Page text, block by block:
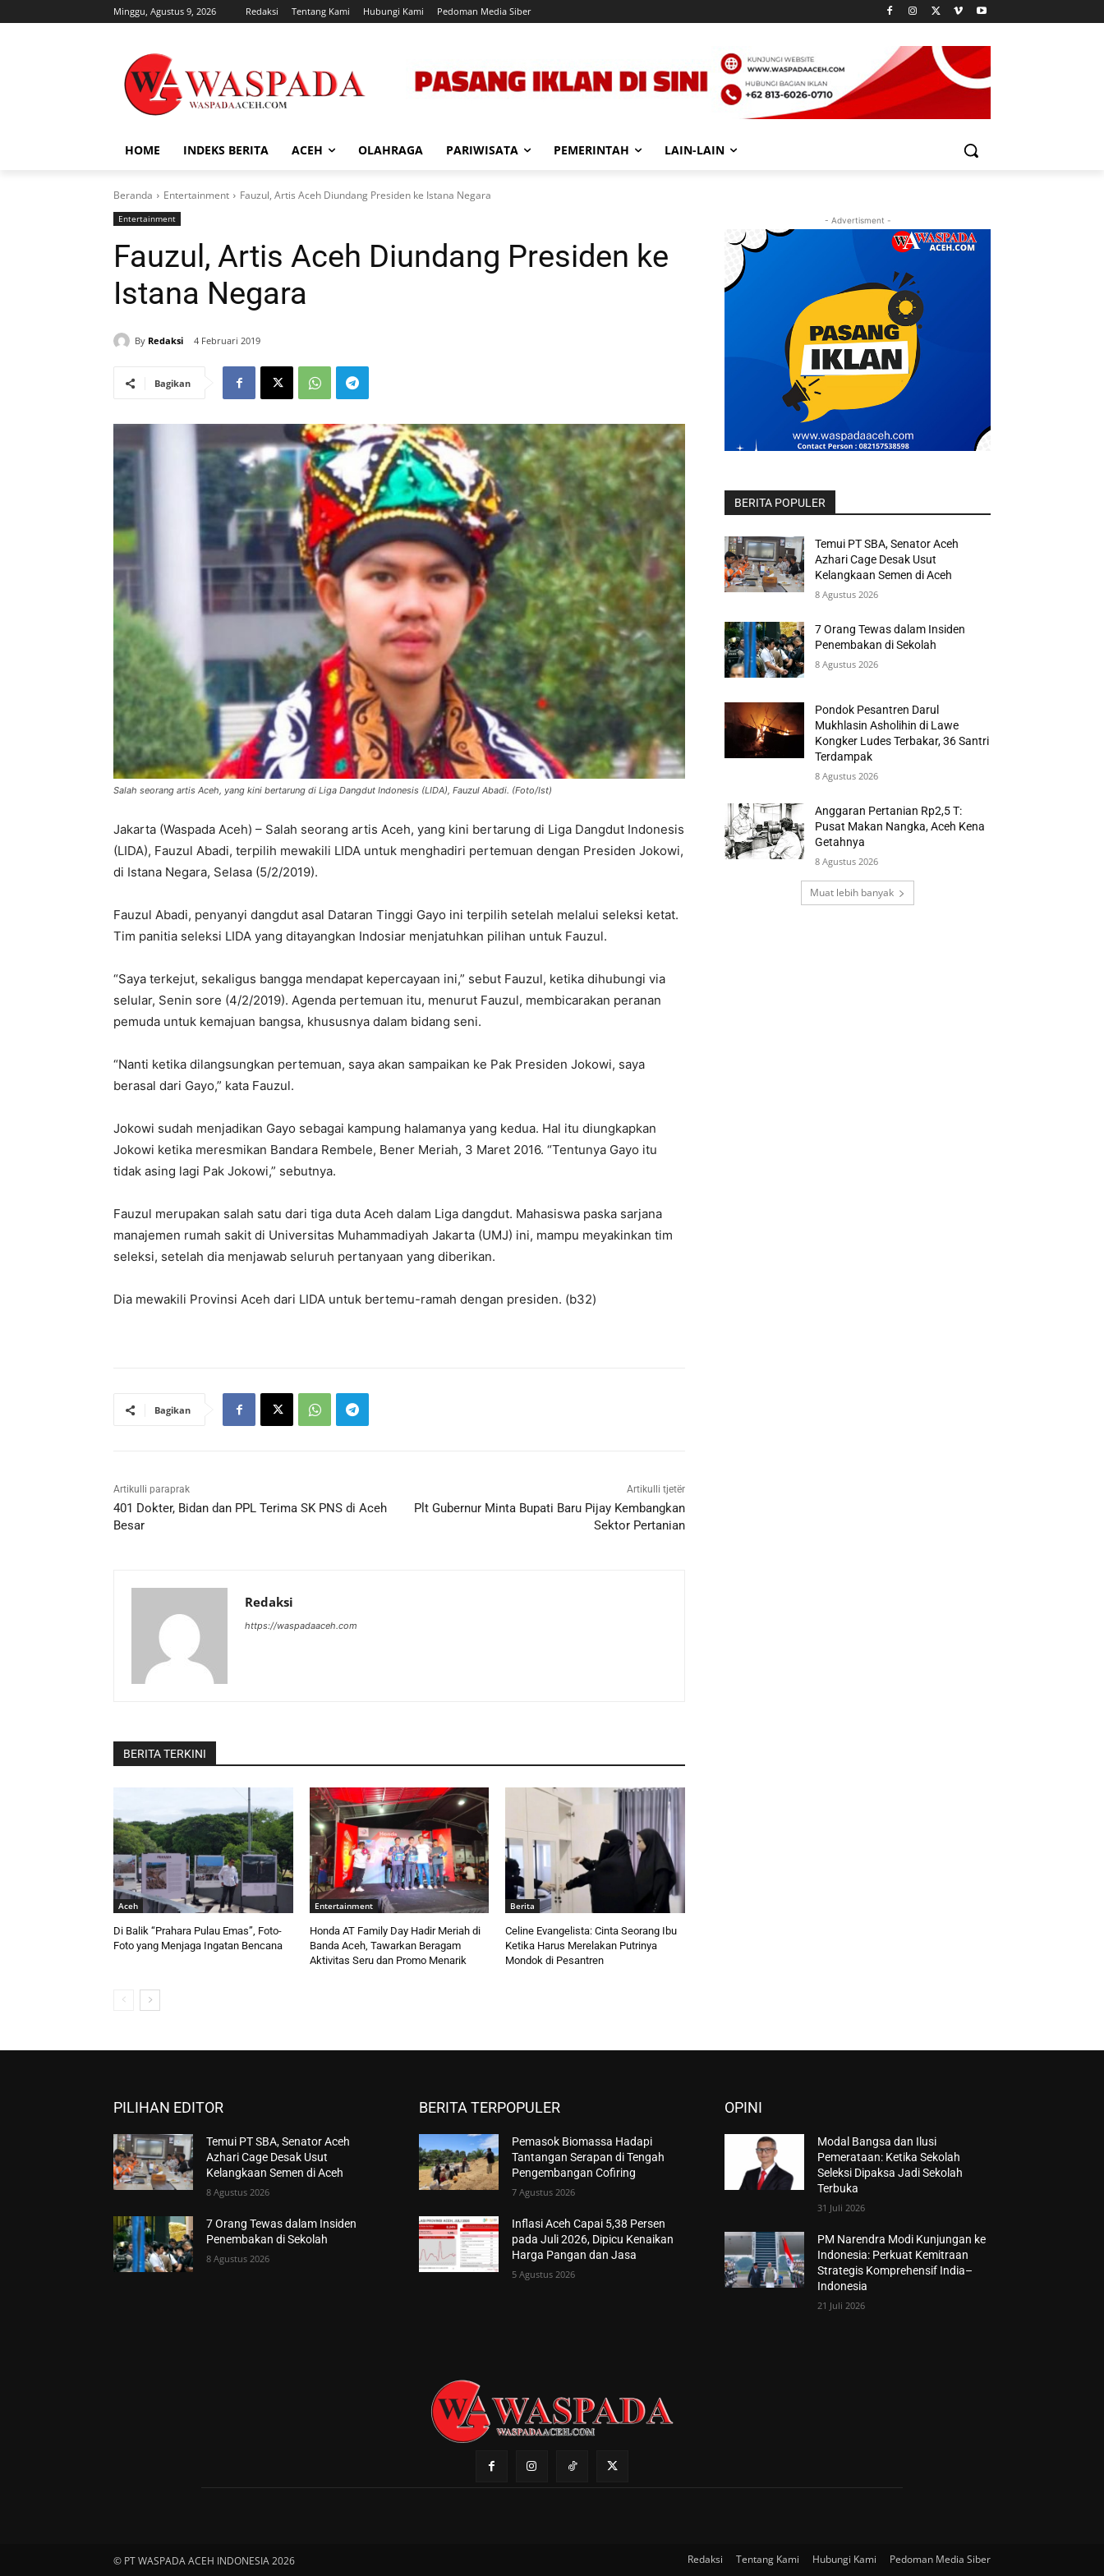
Minggu, Agustus 9, 2026 Redaksi Tentang Kami Hubungi Kami Pedoman Media Siber
HOME INDEKS BERITA ACEH OLAHRAGA PARIWISATA PEMERINTAH LAIN-LAIN
Beranda Entertainment Fauzul, Artis Aceh Diundang Presiden ke Istana Negara
Entertainment
Fauzul, Artis Aceh Diundang Presiden ke
Istana Negara
By Redaksi 4 Februari 2019
Bagikan
Salah seorang artis Aceh, yang kini bertarung di Liga Dangdut Indonesis (LIDA), Fauzul Abadi. (Foto/Ist)
Jakarta (Waspada Aceh) – Salah seorang artis Aceh, yang kini bertarung di Liga Dangdut Indonesis
(LIDA), Fauzul Abadi, terpilih mewakili LIDA untuk menghadiri pertemuan dengan Presiden Jokowi,
di Istana Negara, Selasa (5/2/2019).
Fauzul Abadi, penyanyi dangdut asal Dataran Tinggi Gayo ini terpilih setelah melalui seleksi ketat.
Tim panitia seleksi LIDA yang ditayangkan Indosiar menjatuhkan pilihan untuk Fauzul.
“Saya terkejut, sekaligus bangga mendapat kepercayaan ini,” sebut Fauzul, ketika dihubungi via
selular, Senin sore (4/2/2019). Agenda pertemuan itu, menurut Fauzul, membicarakan peranan
pemuda untuk kemajuan bangsa, khususnya dalam bidang seni.
“Nanti ketika dilangsungkan pertemuan, saya akan sampaikan ke Pak Presiden Jokowi, saya
berasal dari Gayo,” kata Fauzul.
Jokowi sudah menjadikan Gayo sebagai kampung halamanya yang kedua. Hal itu diungkapkan
Jokowi ketika meresmikan Bandara Rembele, Bener Meriah, 3 Maret 2016. “Tentunya Gayo itu
tidak asing lagi Pak Jokowi,” sebutnya.
Fauzul merupakan salah satu dari tiga duta Aceh dalam Liga dangdut. Mahasiswa paska sarjana
manajemen rumah sakit di Universitas Muhammadiyah Jakarta (UMJ) ini, mampu meyakinkan tim
seleksi, setelah dia menjawab seluruh pertanyaan yang diberikan.
Dia mewakili Provinsi Aceh dari LIDA untuk bertemu-ramah dengan presiden. (b32)
Bagikan
Artikulli paraprak
401 Dokter, Bidan dan PPL Terima SK PNS di Aceh
Besar
Artikulli tjetër
Plt Gubernur Minta Bupati Baru Pijay Kembangkan
Sektor Pertanian
Redaksi
https://waspadaaceh.com
BERITA TERKINI
Aceh
Di Balik “Prahara Pulau Emas”, Foto-
Foto yang Menjaga Ingatan Bencana
Entertainment
Honda AT Family Day Hadir Meriah di
Banda Aceh, Tawarkan Beragam
Aktivitas Seru dan Promo Menarik
Berita
Celine Evangelista: Cinta Seorang Ibu
Ketika Harus Merelakan Putrinya
Mondok di Pesantren
- Advertisment -
BERITA POPULER
Temui PT SBA, Senator Aceh
Azhari Cage Desak Usut
Kelangkaan Semen di Aceh
8 Agustus 2026
7 Orang Tewas dalam Insiden
Penembakan di Sekolah
8 Agustus 2026
Pondok Pesantren Darul
Mukhlasin Asholihin di Lawe
Kongker Ludes Terbakar, 36 Santri
Terdampak
8 Agustus 2026
Anggaran Pertanian Rp2,5 T:
Pusat Makan Nangka, Aceh Kena
Getahnya
8 Agustus 2026
Muat lebih banyak
PILIHAN EDITOR
Temui PT SBA, Senator Aceh
Azhari Cage Desak Usut
Kelangkaan Semen di Aceh
8 Agustus 2026
7 Orang Tewas dalam Insiden
Penembakan di Sekolah
8 Agustus 2026
BERITA TERPOPULER
Pemasok Biomassa Hadapi
Tantangan Serapan di Tengah
Pengembangan Cofiring
7 Agustus 2026
Inflasi Aceh Capai 5,38 Persen
pada Juli 2026, Dipicu Kenaikan
Harga Pangan dan Jasa
5 Agustus 2026
OPINI
Modal Bangsa dan Ilusi
Pemerataan: Ketika Sekolah
Seleksi Dipaksa Jadi Sekolah
Terbuka
31 Juli 2026
PM Narendra Modi Kunjungan ke
Indonesia: Perkuat Kemitraan
Strategis Komprehensif India–
Indonesia
21 Juli 2026
© PT WASPADA ACEH INDONESIA 2026 Redaksi Tentang Kami Hubungi Kami Pedoman Media Siber